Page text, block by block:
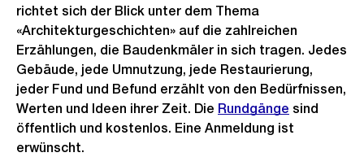
richtet sich der Blick unter dem Thema
«Architekturgeschichten» auf die zahlreichen
Erzählungen, die Baudenkmäler in sich tragen. Jedes
Gebäude, jede Umnutzung, jede Restaurierung,
jeder Fund und Befund erzählt von den Bedürfnissen,
Werten und Ideen ihrer Zeit. Die Rundgänge sind
öffentlich und kostenlos. Eine Anmeldung ist
erwünscht.